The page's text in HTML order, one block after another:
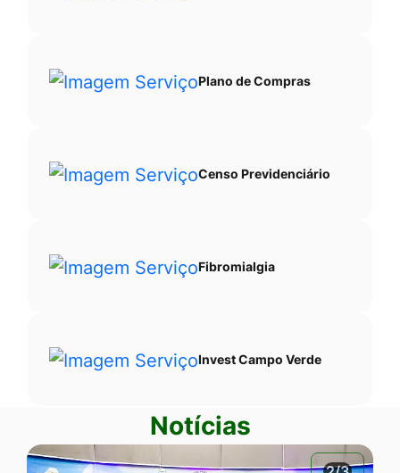
Plano de Compras
Censo Previdenciário
Fibromialgia
Invest Campo Verde
Notícias